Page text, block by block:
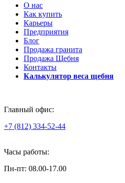
О нас
Как купить
Карьеры
Предприятия
Блог
Продажа гранита
Продажа Щебня
Контакты
Калькулятор веса щебня
Главный офис:
+7 (812) 334-52-44
Часы работы:
Пн-пт: 08.00-17.00